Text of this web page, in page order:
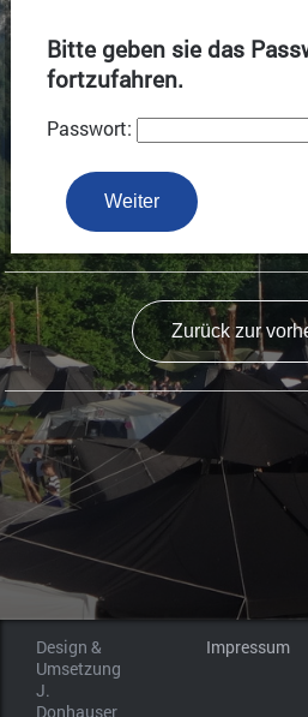
Bitte geben sie das
fortzufahren.
Passwort:
Weiter
Zurück zur
Design &
Umsetzung
J.
Donhauser
Impressum